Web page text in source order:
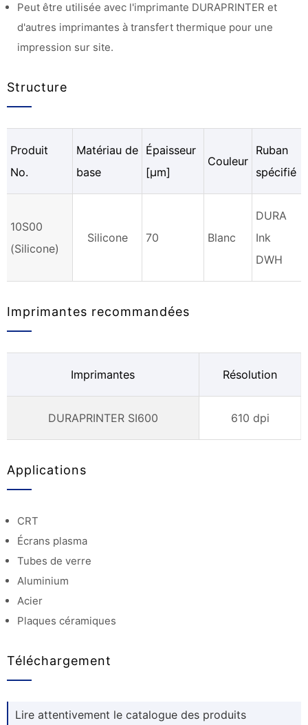
Peut être utilisée avec l'imprimante DURAPRINTER et
d'autres imprimantes à transfert thermique pour une
impression sur site.
Structure
Produit
No.
Matériau de
base
Épaisseur
[µm]
Couleur
Ruban
spécifié
10S00
(Silicone)
Silicone 70 Blanc
DURA
Ink
DWH
Imprimantes recommandées
Imprimantes Résolution
DURAPRINTER SI600 610 dpi
Applications
CRT
Écrans plasma
Tubes de verre
Aluminium
Acier
Plaques céramiques
Téléchargement
Lire attentivement le catalogue des produits